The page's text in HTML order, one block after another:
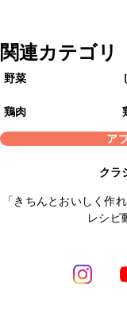
関連カテゴリ
野菜
鶏肉
ア
クラ
「きちんとおいしく作
レシピ